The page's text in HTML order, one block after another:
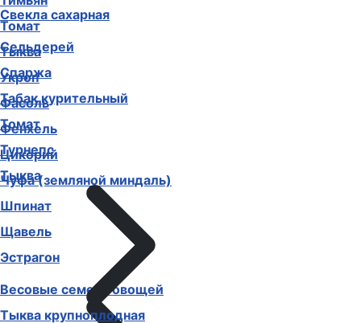
Томат
Тыква
Укроп
Фасоль
Фенхель
Цикорий
Чуфа (земляной миндаль)
Шпинат
Щавель
Эстрагон
Весовые семена овощей
Свекла сахарная
Сельдерей
Спаржа
Табак курительный
Томат
Турнепс
Тыква
Тыква крупноплодная